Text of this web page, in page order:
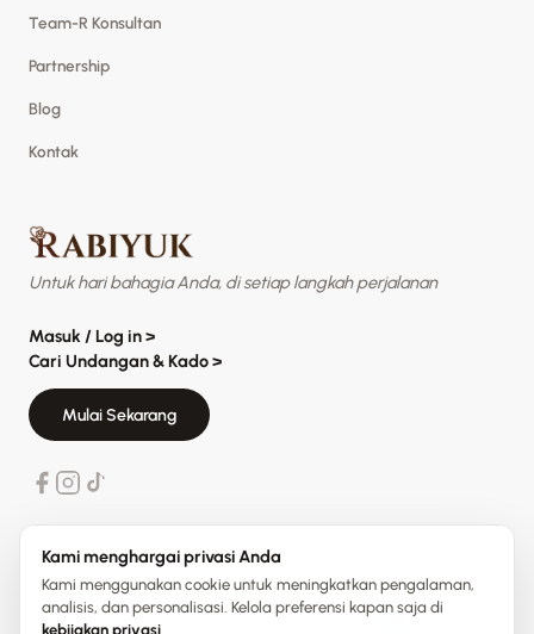
Team-R Konsultan
Partnership
Blog
Kontak
Untuk hari bahagia Anda, di setiap langkah perjalanan
Masuk / Log in>
Cari Undangan & Kado>
Mulai Sekarang
PrivacyTermsYour privacy choices
Kami menghargai privasi Anda
Kami menggunakan cookie untuk meningkatkan pengalaman,
analisis, dan personalisasi. Kelola preferensi kapan saja di
kebijakan privasi